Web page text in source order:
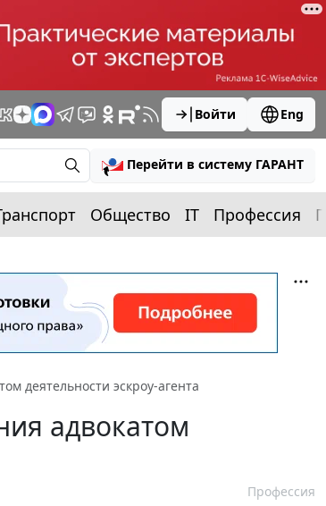
Войти Eng
Перейти в систему ГАРАНТ
Общество IT Профессия
деятельности эскроу-агента
адвокатом
Профессия